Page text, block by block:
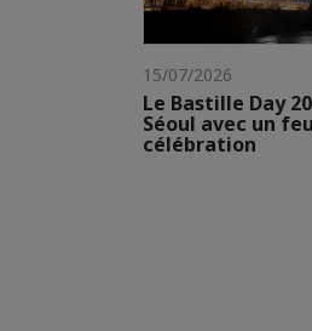
15/07/2026
Le Bastille Day
Séoul avec un
célébration